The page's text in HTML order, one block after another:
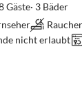
Gäste· 3 Bäder
nicht erlaubt